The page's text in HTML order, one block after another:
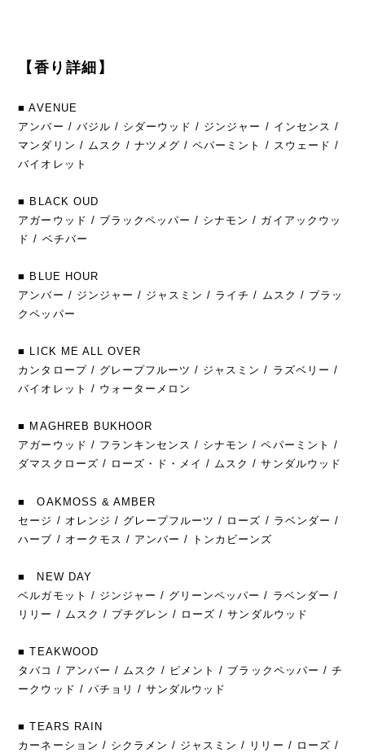
【香り詳細】
■ AVENUE
アンバー / バジル / シダーウッド / ジンジャー / インセンス /
マンダリン / ムスク / ナツメグ / ペパーミント / スウェード /
バイオレット
■ BLACK OUD
アガーウッド / ブラックペッパー / シナモン / ガイアックウッ
ド / ベチバー
■ BLUE HOUR
アンバー / ジンジャー / ジャスミン / ライチ / ムスク / ブラッ
クペッパー
■ LICK ME ALL OVER
カンタロープ / グレープフルーツ / ジャスミン / ラズベリー /
バイオレット / ウォーターメロン
■ MAGHREB BUKHOOR
アガーウッド / フランキンセンス / シナモン / ペパーミント /
ダマスクローズ / ローズ・ド・メイ / ムスク / サンダルウッド
■ OAKMOSS & AMBER
セージ / オレンジ / グレープフルーツ / ローズ / ラベンダー /
ハーブ / オークモス / アンバー / トンカビーンズ
■ NEW DAY
ベルガモット / ジンジャー / グリーンペッパー / ラベンダー /
リリー / ムスク / プチグレン / ローズ / サンダルウッド
■ TEAKWOOD
タバコ / アンバー / ムスク / ピメント / ブラックペッパー / チ
ークウッド / パチョリ / サンダルウッド
■ TEARS RAIN
カーネーション / シクラメン / ジャスミン / リリー / ローズ /